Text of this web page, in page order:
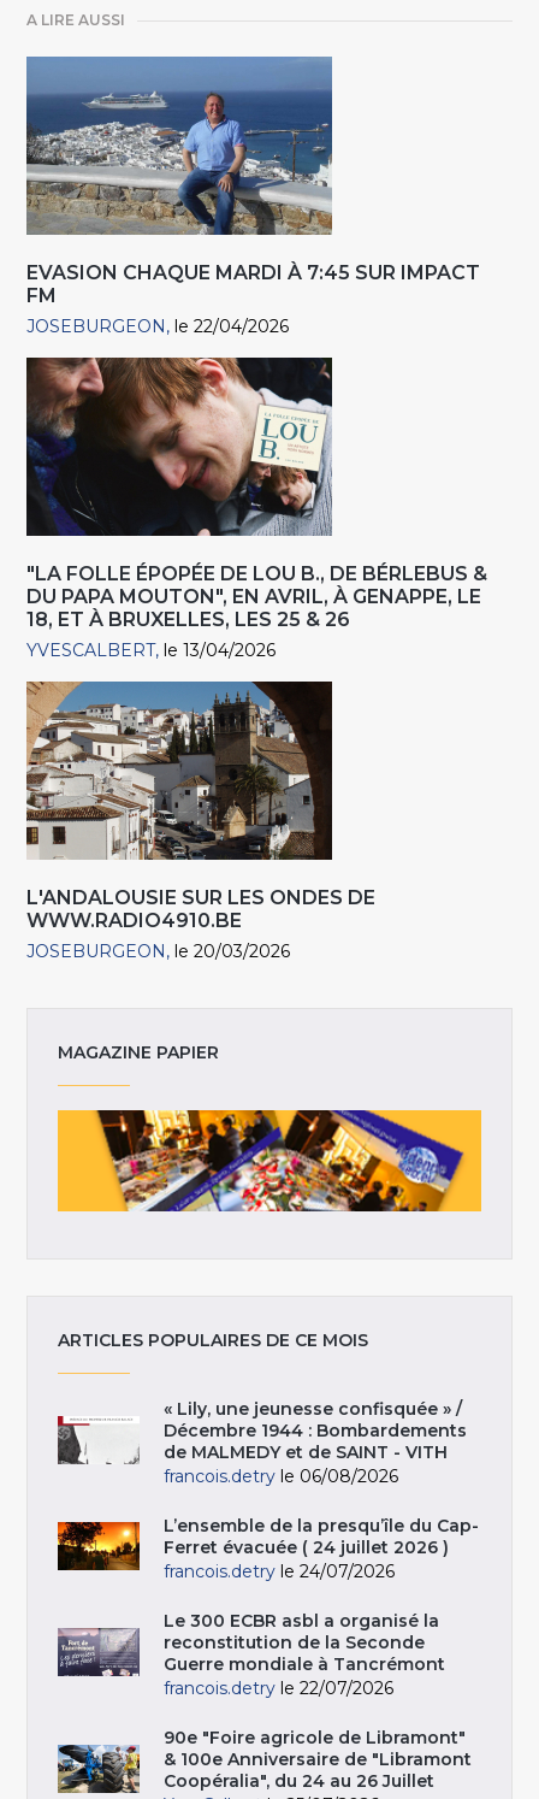
A LIRE AUSSI
EVASION CHAQUE MARDI À 7:45 SUR IMPACT
FM
JOSEBURGEON le 22/04/2026
"LA FOLLE ÉPOPÉE DE LOU B., DE BÉRLEBUS &
DU PAPA MOUTON", EN AVRIL, À GENAPPE, LE
18, ET À BRUXELLES, LES 25 & 26
YVESCALBERT le 13/04/2026
L'ANDALOUSIE SUR LES ONDES DE
WWW.RADIO4910.BE
JOSEBURGEON le 20/03/2026
MAGAZINE PAPIER
ARTICLES POPULAIRES DE CE MOIS
« Lily, une jeunesse confisquée » /
Décembre 1944 : Bombardements
de MALMEDY et de SAINT - VITH
francois.detry le 06/08/2026
L’ensemble de la presqu’île du Cap-
Ferret évacuée ( 24 juillet 2026 )
francois.detry le 24/07/2026
Le 300 ECBR asbl a organisé la
reconstitution de la Seconde
Guerre mondiale à Tancrémont
francois.detry le 22/07/2026
90e "Foire agricole de Libramont"
& 100e Anniversaire de "Libramont
Coopéralia", du 24 au 26 Juillet